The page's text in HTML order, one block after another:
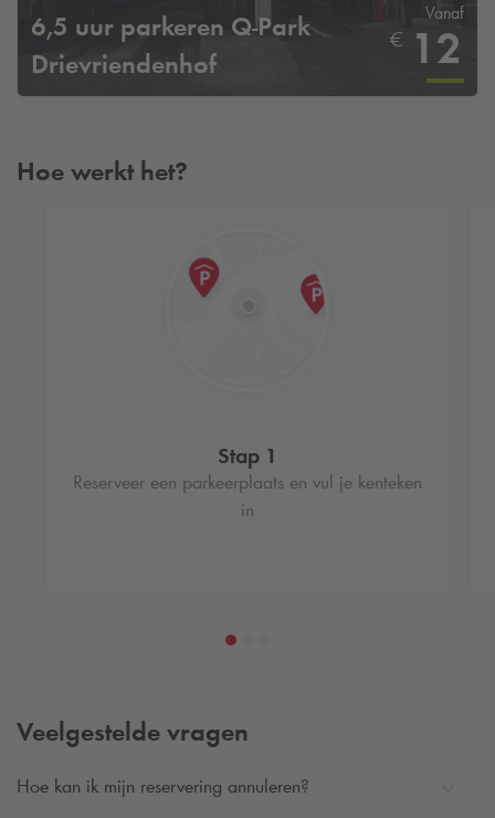
6,5 uur parkeren Q-Park
Drievriendenhof
Vanaf
€ 12
Hoe werkt het?
Stap 1
Reserveer een parkeerplaats en vul je kenteken
in
Veelgestelde vragen
Hoe kan ik mijn reservering annuleren?